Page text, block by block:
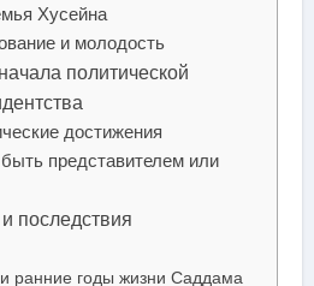
Хусейна
и молодость
политической
достижения
представителем или
последствия
ранние годы жизни Саддама